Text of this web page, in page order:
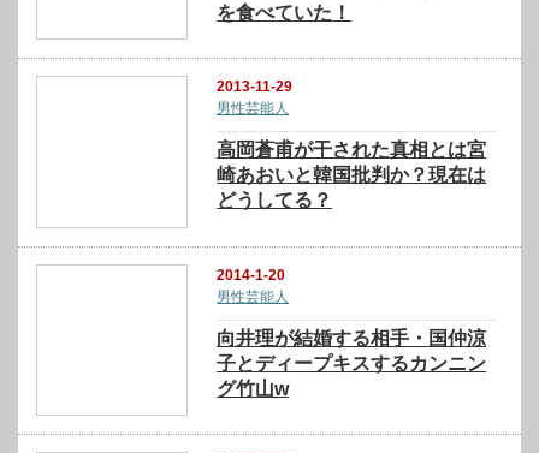
を食べていた！
2013-11-29
男性芸能人
高岡蒼甫が干された真相とは宮
崎あおいと韓国批判か？現在は
どうしてる？
2014-1-20
男性芸能人
向井理が結婚する相手・国仲涼
子とディープキスするカンニン
グ竹山w